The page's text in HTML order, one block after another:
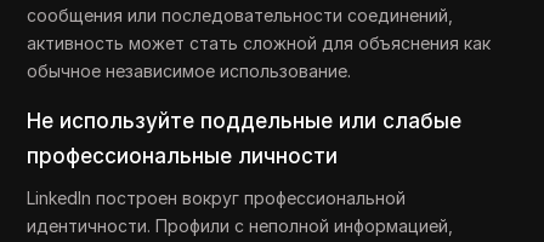
сообщения или последовательности соединений,
активность может стать сложной для объяснения как
обычное независимое использование.
Не используйте поддельные или слабые
профессиональные личности
LinkedIn построен вокруг профессиональной
идентичности. Профили с неполной информацией,